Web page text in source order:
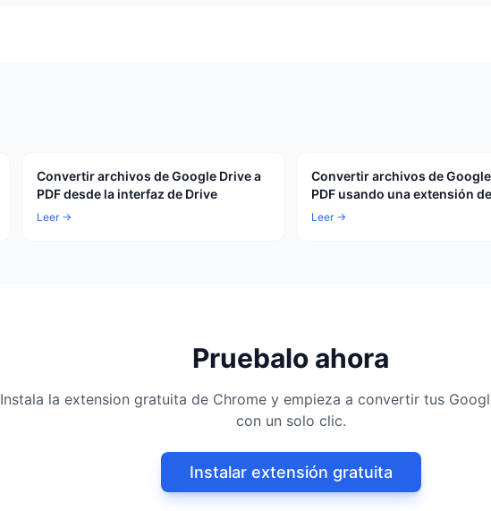
Convertir archivos de Google Drive a
PDF desde la interfaz de Drive
Leer →
Convertir archivos de
PDF usando una extensión
Leer →
Pruebalo ahora
Instala la extension gratuita de Chrome y empieza a convertir tus
con un solo clic.
Instalar extensión gratuita